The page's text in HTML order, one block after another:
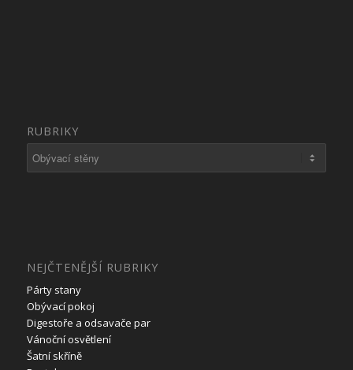
RUBRIKY
Rubriky
NEJČTENĚJŠÍ RUBRIKY
Párty stany
Obývací pokoj
Digestoře a odsavače par
Vánoční osvětlení
Šatní skříně